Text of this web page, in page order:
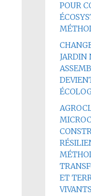
POUR
JARDIN
ET
VIVANTS